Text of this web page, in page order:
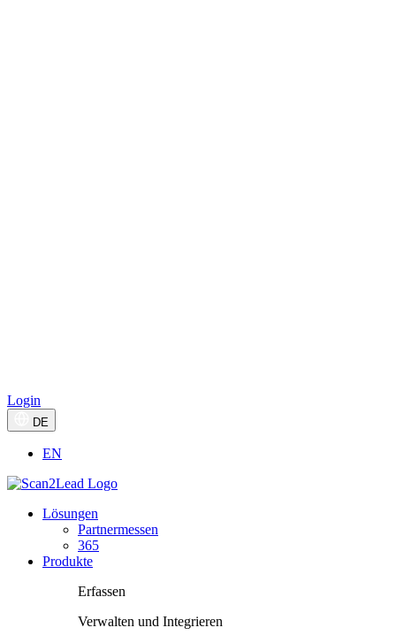
Login
DE
EN
Lösungen
Partnermessen
365
Produkte
Erfassen
Verwalten und Integrieren